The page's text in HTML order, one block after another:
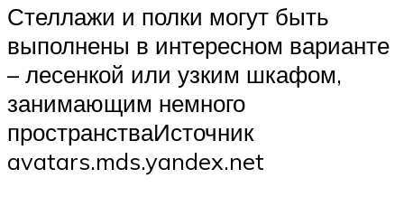
Стеллажи и полки могут быть
выполнены в интересном варианте
– лесенкой или узким шкафом,
занимающим немного
пространстваИсточник
avatars.mds.yandex.net